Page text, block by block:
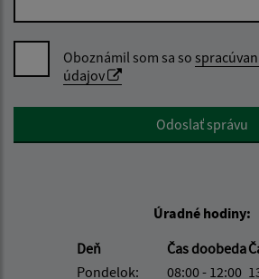
Oboznámil som sa so
údajov
Google reCaptcha ResponseOdoslať správu
Úradné hodiny:
Deň
Čas doobeda
Pondelok:
08:00 - 12:00